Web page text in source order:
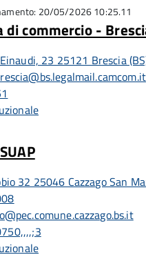
20/05/2026 10:25.11
di commercio -
23 25121 Brescia
32 25046 Cazzago San